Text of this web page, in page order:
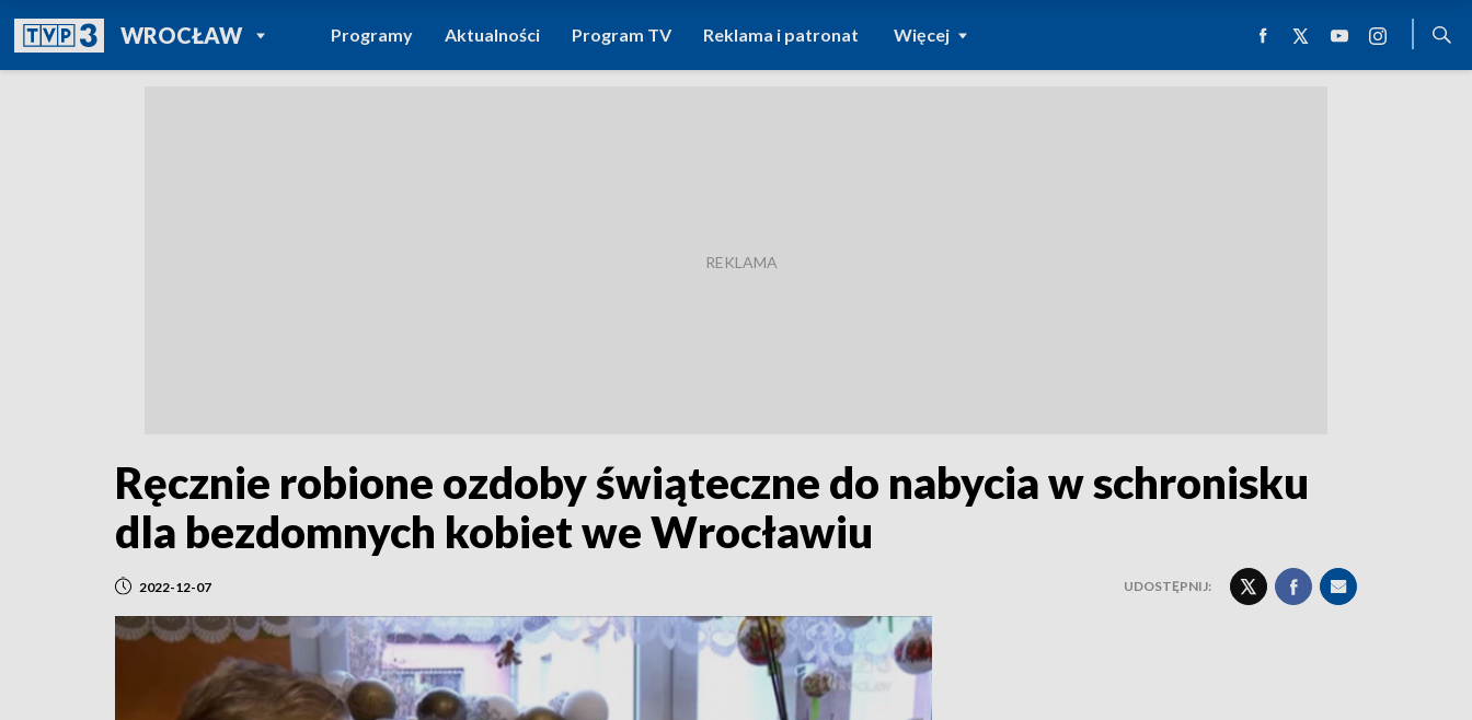
WROCŁAWPOWRÓT DO
TVP REGIONY
Programy Aktualności Program TV Reklama i patronat Więcej
Ręcznie robione ozdoby świąteczne do nabycia w schronisku
dla bezdomnych kobiet we Wrocławiu
2022-12-07 UDOSTĘPNIJ: